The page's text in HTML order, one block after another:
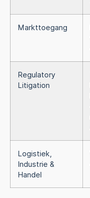
Markttoegang
Regulatory
Litigation
Logistiek,
Industrie &
Handel